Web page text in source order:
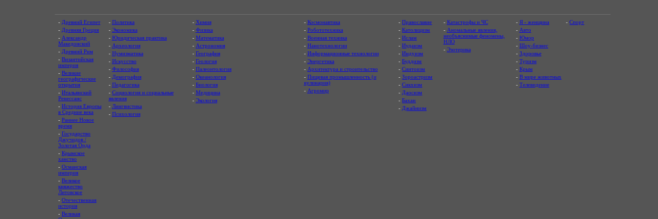
- Древний Египет
- Древняя Греция
- Александр
Македонский
- Древний Рим
- Византийская
империя
- Великие
географические
открытия
- Итальянский
Ренессанс
- История Европы
в Средние века
- Раннее Новое
время
- Государство
Джучидов /
Золотая Орда
- Крымское
ханство
- Османская
империя
- Великое
княжество
Литовское
- Отечественная
история
- Великая
- Политика
- Экономика
- Юридическая практика
- Археология
- Нумизматика
- Искусство
- Философия
- Демография
- Педагогика
- Социология и социальные
явления
- Лингвистика
- Психология
- Химия
- Физика
- Математика
- Астрономия
- География
- Геология
- Палеонтология
- Океанология
- Биология
- Медицина
- Экология
- Космонавтика
- Робототехника
- Военная техника
- Нанотехнологии
- Информационные технологии
- Энергетика
- Архитектура и строительство
- Пищевая промышленность (и
кулинария)
- Агромир
-Православие
-Католицизм
-Ислам
-Иудаизм
-Индуизм
-Буддизм
-Синтоизм
-Зороастризм
-Сикхизм
- Даосизм
-Бахаи
- Джайнизм
- Катастрофы и ЧС
- Аномальные явления,
необъяснимые феномены,
НЛО
- Эзотерика
- Я - женщина
- Авто
- Юмор
- Шоу-бизнес
- Здоровье
- Туризм
- Крым
- В мире животных
- Телевидение
-Спорт